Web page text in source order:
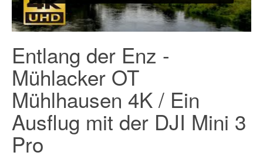
Entlang der Enz -
Mühlacker OT
Mühlhausen 4K / Ein
Ausflug mit der DJI Mini 3
Pro